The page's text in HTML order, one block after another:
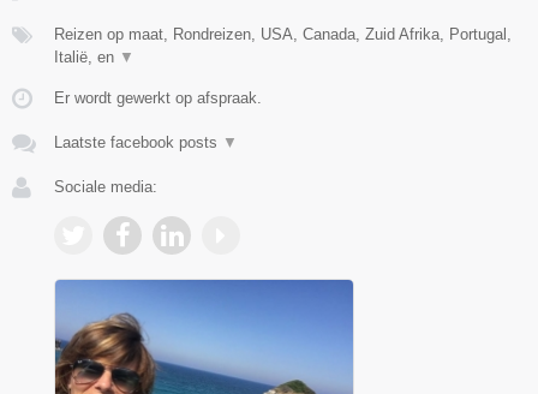
Reizen op maat, Rondreizen, USA, Canada, Zuid Afrika, Portugal,
Italië, en ▼
Er wordt gewerkt op afspraak.
Laatste facebook posts ▼
Sociale media: